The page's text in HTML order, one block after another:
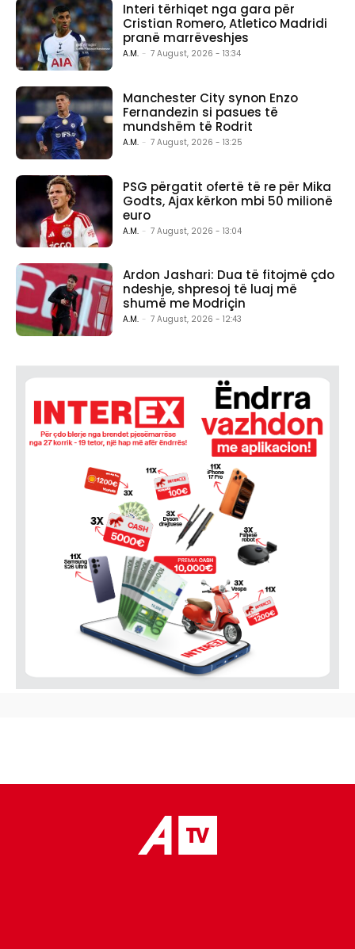
Interi tërhiqet nga gara për
Cristian Romero, Atletico Madridi
pranë marrëveshjes
A.M. - 7 August, 2026 - 13:34
Manchester City synon Enzo
Fernandezin si pasues të
mundshëm të Rodrit
A.M. - 7 August, 2026 - 13:25
PSG përgatit ofertë të re për Mika
Godts, Ajax kërkon mbi 50 milionë
euro
A.M. - 7 August, 2026 - 13:04
Ardon Jashari: Dua të fitojmë çdo
ndeshje, shpresoj të luaj më
shumë me Modriçin
A.M. - 7 August, 2026 - 12:43